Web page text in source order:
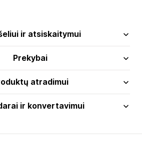
ir atsiskaitymui
Prekybai
atradimui
ir konvertavimui